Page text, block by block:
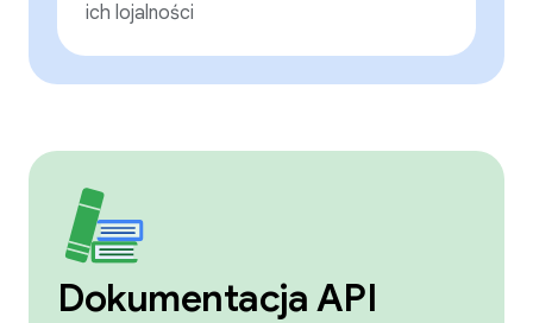
ich lojalności
Dokumentacja API